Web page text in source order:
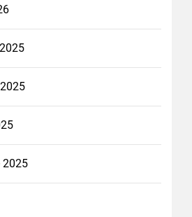
2025